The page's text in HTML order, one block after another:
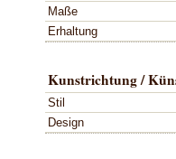
Maße
Erhaltung
Kunstrichtung /
Stil
Design